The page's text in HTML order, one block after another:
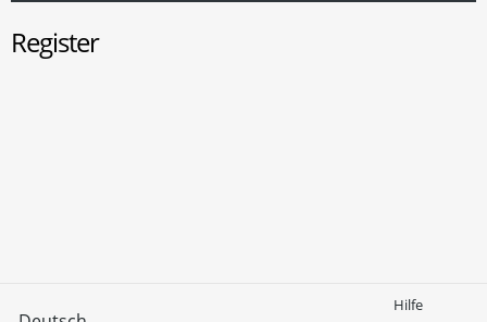
Register
Hilfe